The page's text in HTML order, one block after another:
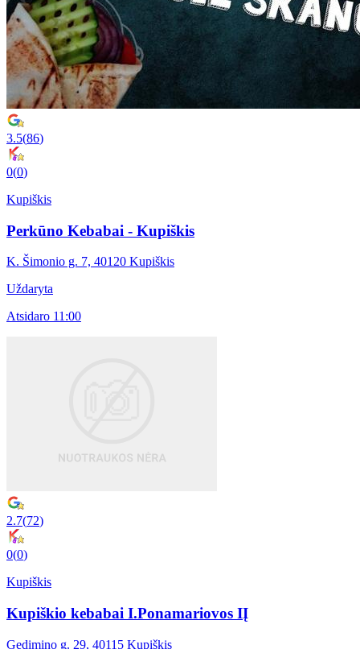
3.5(86)
0(0)
Kupiškis
Perkūno Kebabai - Kupiškis
K. Šimonio g. 7, 40120 Kupiškis
Uždaryta
Atsidaro 11:00
2.7(72)
0(0)
Kupiškis
Kupiškio kebabai I.Ponamariovos IĮ
Gedimino g. 29, 40115 Kupiškis